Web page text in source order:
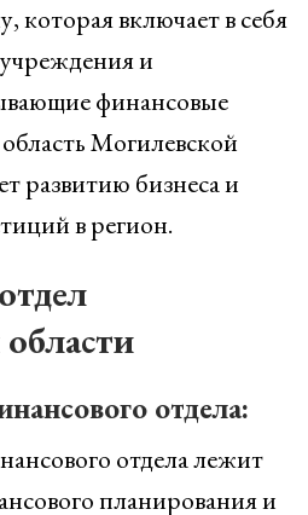
которая включает в себя
и
финансовые
Могилевской
развитию бизнеса и
в регион.
отдела:
отдела лежит
планирования и